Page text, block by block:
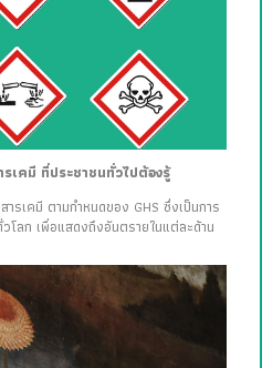
คมี ที่ประชาชนทั่วไปต้องรู้
เคมี ตามกำหนดของ GHS ซึ่งเป็นการ
โลก เพื่อแสดงถึงอันตรายในแต่ละด้าน